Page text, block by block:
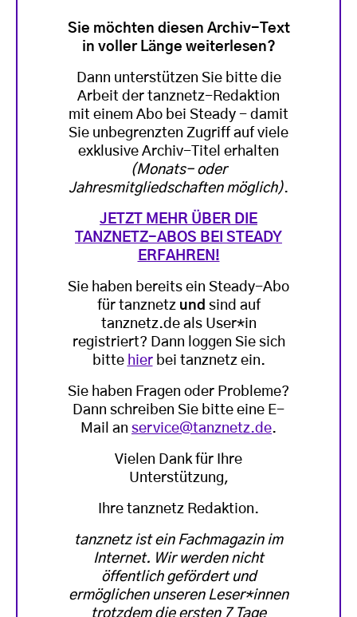
Sie möchten diesen Archiv-Text
in voller Länge weiterlesen?
Dann unterstützen Sie bitte die
Arbeit der tanznetz-Redaktion
mit einem Abo bei Steady - damit
Sie unbegrenzten Zugriff auf viele
exklusive Archiv-Titel erhalten
(Monats- oder
Jahresmitgliedschaften möglich).
JETZT MEHR ÜBER DIE
TANZNETZ-ABOS BEI STEADY
ERFAHREN!
Sie haben bereits ein Steady-Abo
für tanznetz und sind auf
tanznetz.de als User*in
registriert? Dann loggen Sie sich
bitte hierbei tanznetz ein.
Sie haben Fragen oder Probleme?
Dann schreiben Sie bitte eine E-
Mail an service@tanznetz.de.
Vielen Dank für Ihre
Unterstützung,
Ihre tanznetz Redaktion.
tanznetz ist ein Fachmagazin im
Internet. Wir werden nicht
öffentlich gefördert und
ermöglichen unseren Leser*innen
trotzdem die ersten 7 Tage